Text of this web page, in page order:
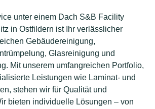
unter einem Dach S&B Facility
in Ostfildern ist Ihr verlässlicher
Gebäudereinigung,
Glasreinigung und
Mit unserem umfangreichen Portfolio,
Leistungen wie Laminat- und
stehen wir für Qualität und
bieten individuelle Lösungen – von